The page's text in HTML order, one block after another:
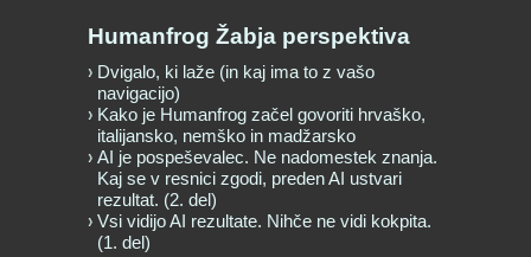
Humanfrog Žabja perspektiva
Dvigalo, ki laže (in kaj ima to z vašo
navigacijo)
Kako je Humanfrog začel govoriti hrvaško,
italijansko, nemško in madžarsko
AI je pospeševalec. Ne nadomestek znanja.
Kaj se v resnici zgodi, preden AI ustvari
rezultat. (2. del)
Vsi vidijo AI rezultate. Nihče ne vidi kokpita.
(1. del)